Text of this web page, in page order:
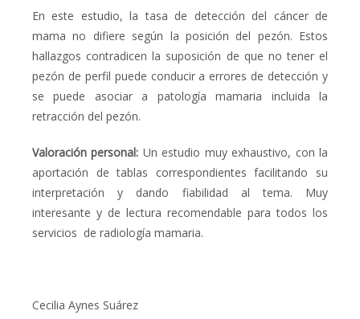
En este estudio, la tasa de detección del cáncer de
mama no difiere según la posición del pezón. Estos
hallazgos contradicen la suposición de que no tener el
pezón de perfil puede conducir a errores de detección y
se puede asociar a patología mamaria incluida la
retracción del pezón.
Valoración personal: Un estudio muy exhaustivo, con la
aportación de tablas correspondientes facilitando su
interpretación y dando fiabilidad al tema. Muy
interesante y de lectura recomendable para todos los
servicios de radiología mamaria.
Cecilia Aynes Suárez